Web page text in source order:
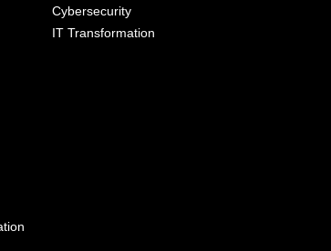
Cybersecurity
IT Transformation